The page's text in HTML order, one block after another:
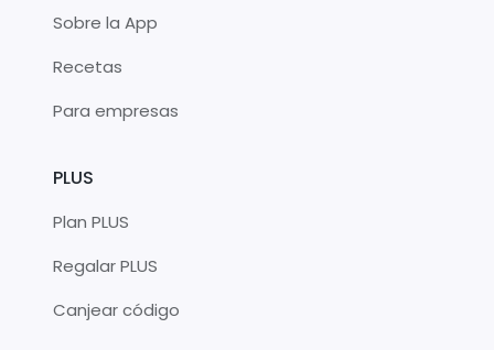
Sobre la App
Recetas
Para empresas
PLUS
Plan PLUS
Regalar PLUS
Canjear código